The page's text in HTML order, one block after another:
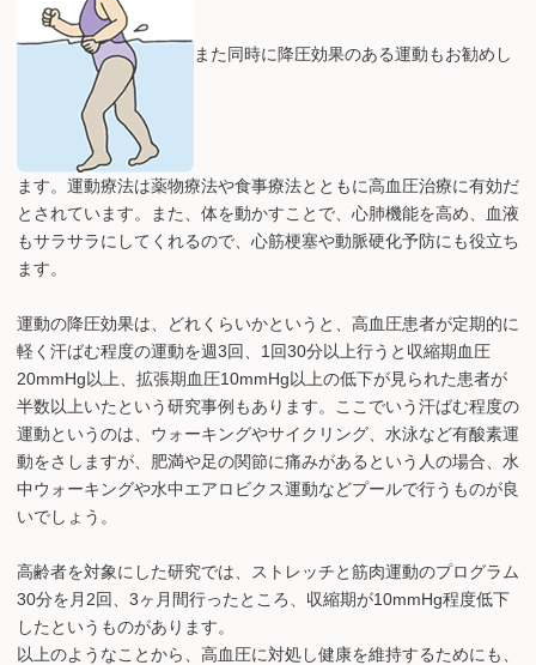
また同時に降圧効果のある運動もお勧めし
ます。運動療法は薬物療法や食事療法とともに高血圧治療に有効だ
とされています。また、体を動かすことで、心肺機能を高め、血液
もサラサラにしてくれるので、心筋梗塞や動脈硬化予防にも役立ち
ます。
運動の降圧効果は、どれくらいかというと、高血圧患者が定期的に
軽く汗ばむ程度の運動を週3回、1回30分以上行うと収縮期血圧
20mmHg以上、拡張期血圧10mmHg以上の低下が見られた患者が
半数以上いたという研究事例もあります。ここでいう汗ばむ程度の
運動というのは、ウォーキングやサイクリング、水泳など有酸素運
動をさしますが、肥満や足の関節に痛みがあるという人の場合、水
中ウォーキングや水中エアロビクス運動などプールで行うものが良
いでしょう。
高齢者を対象にした研究では、ストレッチと筋肉運動のプログラム
30分を月2回、3ヶ月間行ったところ、収縮期が10mmHg程度低下
したというものがあります。
以上のようなことから、高血圧に対処し健康を維持するためにも、